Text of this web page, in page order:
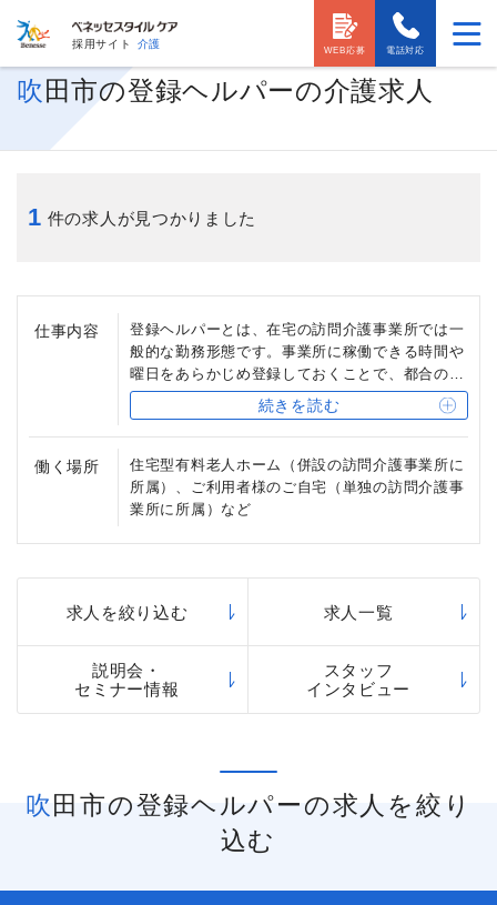
採用サイト 介護
電話対応
WEB応募
吹田市の登録ヘルパーの介護求人
1 件の求人が見つかりました
仕事内容
登録ヘルパーとは、在宅の訪問介護事業所では一
般的な勤務形態です。事業所に稼働できる時間や
曜日をあらかじめ登録しておくことで、都合のい
い時間に働くことが出来ます。
給与は時給制で、実際にサービスを行った時間に
対して支払われます。ご利用者様のサービスがキ
ャンセルになれば、当日・前日のキャンセルもあ
り得る不安定な雇用形態ではありますが、その分
時給は高くなります。
ルパーを採用している会社はベネッセ以外ではほ
住宅型有料老人ホームで働く場合は、施設の中で
用者様のご自宅からご自宅への移動はありませ
ん。ヘルパー同士で情報共有や相談をしながら、
続きを読む
働く場所
住宅型有料老人ホーム（併設の訪問介護事業所に
所属）、ご利用者様のご自宅（単独の訪問介護事
業所に所属）など
求人を絞り込む 求人一覧
説明会・
セミナー情報
スタッフ
インタビュー
吹田市の登録ヘルパーの求人を絞り
込む